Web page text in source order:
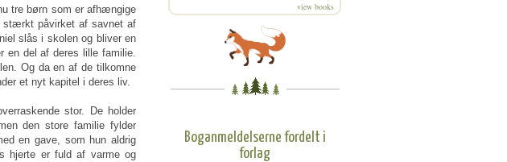
tre børn som er afhængige
stærkt påvirket af savnet af
slås i skolen og bliver en
en del af deres lille familie.
Og da en af de tilkomne
et nyt kapitel i deres liv.
stor. De holder
den store familie fylder
en gave, som hun aldrig
hjerte er fuld af varme og
view books
Boganmeldelserne fordelt i
forlag